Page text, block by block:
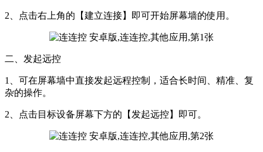
2、点击右上角的【建立连接】即可开始屏幕墙的使用。
二、发起远控
1、可在屏幕墙中直接发起远程控制，适合长时间、精准、复
杂的操作。
2、点击目标设备屏幕下方的【发起远控】即可。